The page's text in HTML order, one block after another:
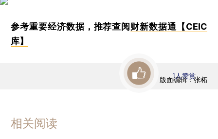
参考重要经济数据，推荐查阅 财新数据通【CEIC
库】
版面编辑：张柘
1人赞赏
相关阅读